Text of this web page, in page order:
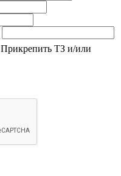
Прикрепить ТЗ и/или